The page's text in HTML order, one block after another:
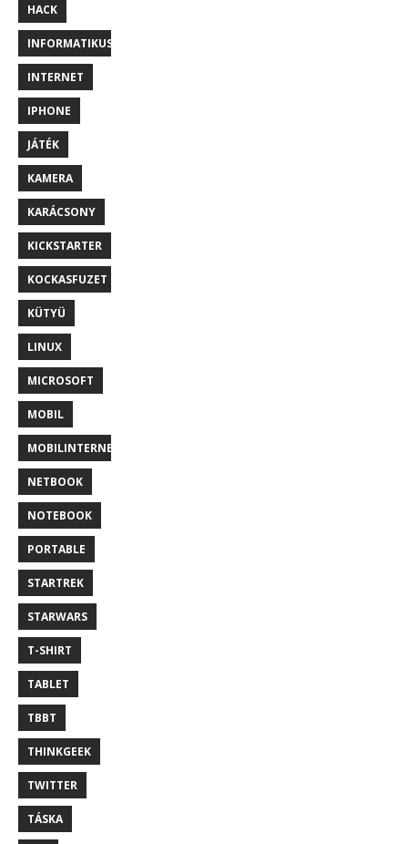
HACK
INFORMATIKUS
INTERNET
IPHONE
JÁTÉK
KAMERA
KARÁCSONY
KICKSTARTER
KOCKASFUZET
KÜTYÜ
LINUX
MICROSOFT
MOBIL
MOBILINTERNET
NETBOOK
NOTEBOOK
PORTABLE
STARTREK
STARWARS
T-SHIRT
TABLET
TBBT
THINKGEEK
TWITTER
TÁSKA